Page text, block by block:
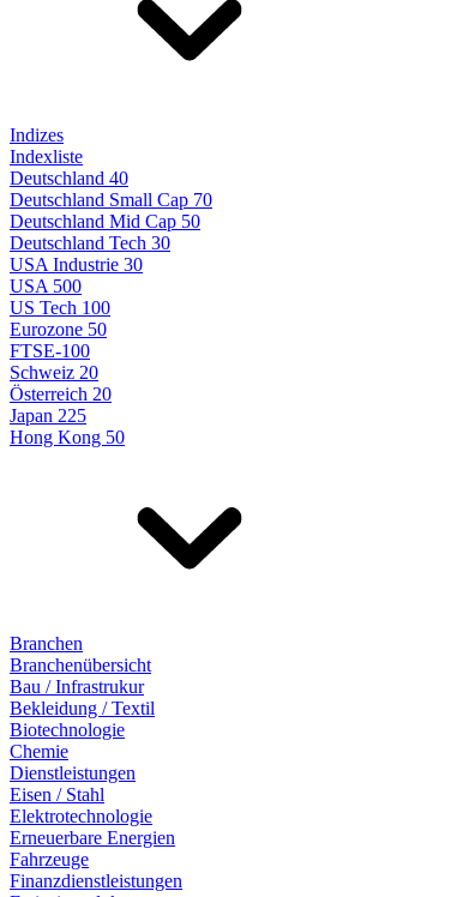
Indizes
Indexliste
Deutschland 40
Deutschland Small Cap 70
Deutschland Mid Cap 50
Deutschland Tech 30
USA Industrie 30
USA 500
US Tech 100
Eurozone 50
FTSE-100
Schweiz 20
Österreich 20
Japan 225
Hong Kong 50
Branchen
Branchenübersicht
Bau / Infrastrukur
Bekleidung / Textil
Biotechnologie
Chemie
Dienstleistungen
Eisen / Stahl
Elektrotechnologie
Erneuerbare Energien
Fahrzeuge
Finanzdienstleistungen